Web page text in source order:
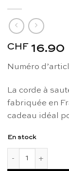
CHF 16.90
Numéro
La corde à
fabriquée en
cadeau idéal
En stock